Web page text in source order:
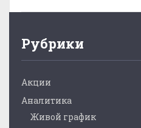
Рубрики
Акции
Аналитика
Живой график